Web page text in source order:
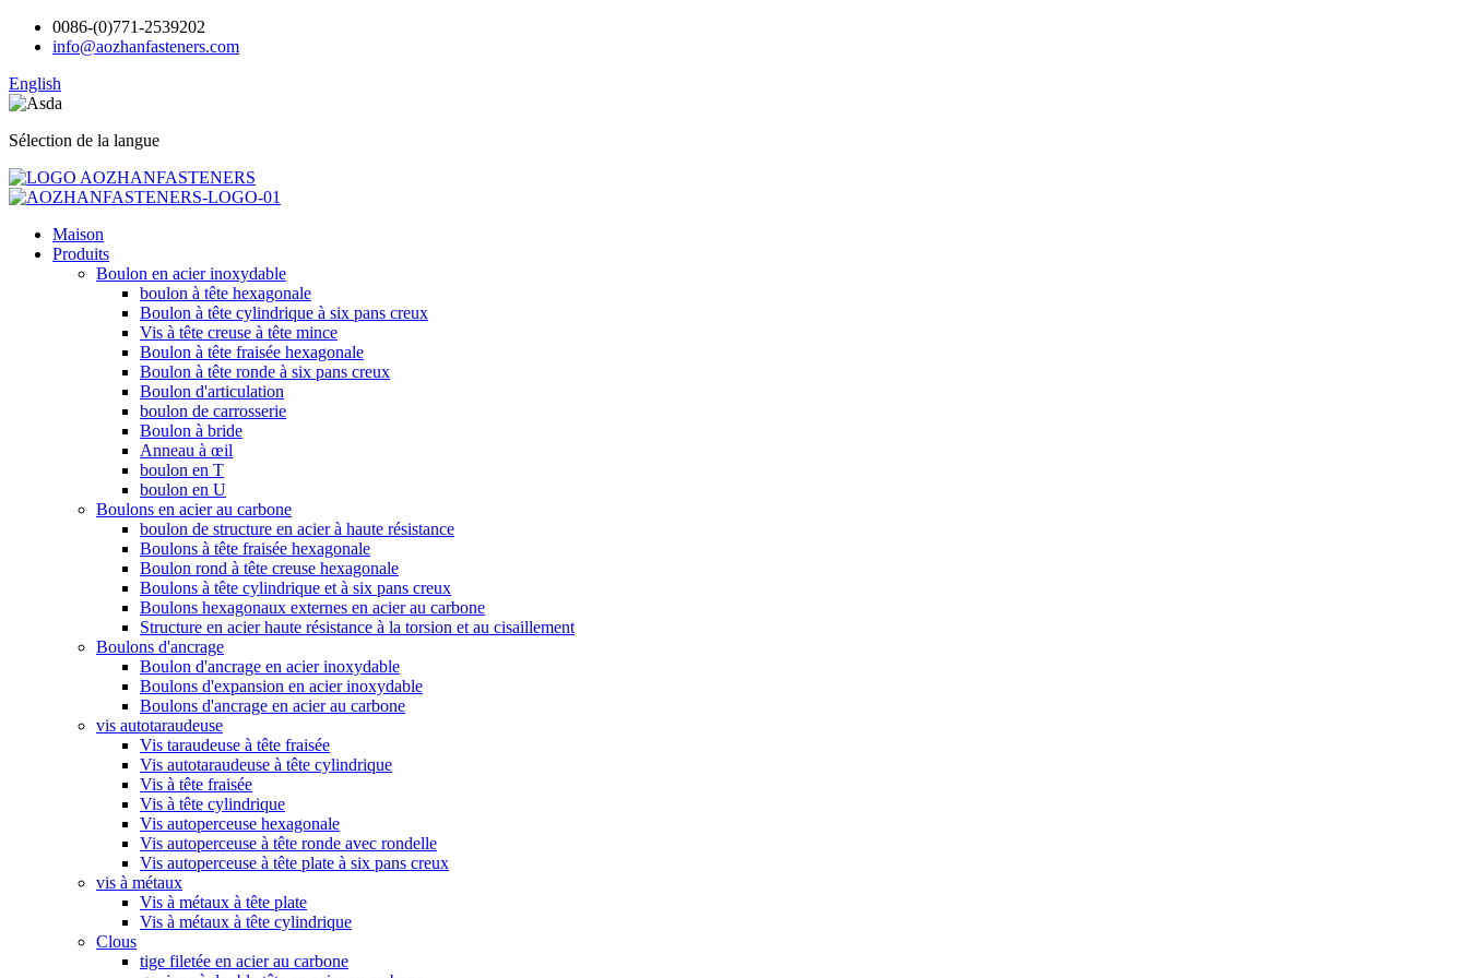
0086-(0)771-2539202
info@aozhanfasteners.com
English
Sélection de la langue
Maison
Produits
Boulon en acier inoxydable
boulon à tête hexagonale
Boulon à tête cylindrique à six pans creux
Vis à tête creuse à tête mince
Boulon à tête fraisée hexagonale
Boulon à tête ronde à six pans creux
Boulon d'articulation
boulon de carrosserie
Boulon à bride
Anneau à œil
boulon en T
boulon en U
Boulons en acier au carbone
boulon de structure en acier à haute résistance
Boulons à tête fraisée hexagonale
Boulon rond à tête creuse hexagonale
Boulons à tête cylindrique et à six pans creux
Boulons hexagonaux externes en acier au carbone
Structure en acier haute résistance à la torsion et au cisaillement
Boulons d'ancrage
Boulon d'ancrage en acier inoxydable
Boulons d'expansion en acier inoxydable
Boulons d'ancrage en acier au carbone
vis autotaraudeuse
Vis taraudeuse à tête fraisée
Vis autotaraudeuse à tête cylindrique
Vis à tête fraisée
Vis à tête cylindrique
Vis autoperceuse hexagonale
Vis autoperceuse à tête ronde avec rondelle
Vis autoperceuse à tête plate à six pans creux
vis à métaux
Vis à métaux à tête plate
Vis à métaux à tête cylindrique
Clous
tige filetée en acier au carbone